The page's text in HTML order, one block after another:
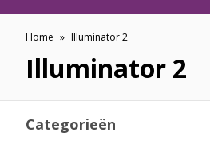
Home » Illuminator 2
Illuminator 2
Categorieën